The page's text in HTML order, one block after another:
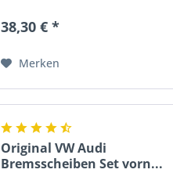
38,30 € *
Merken
Original VW Audi
Bremsscheiben Set vorn...